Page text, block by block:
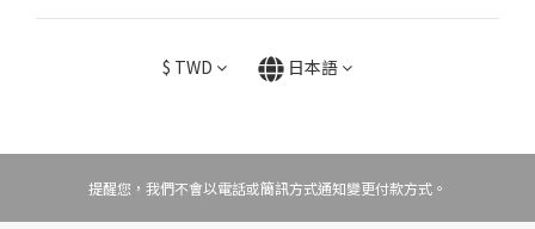
$ TWD 日本語
提醒您，我們不會以電話或簡訊方式通知變更付款方式。